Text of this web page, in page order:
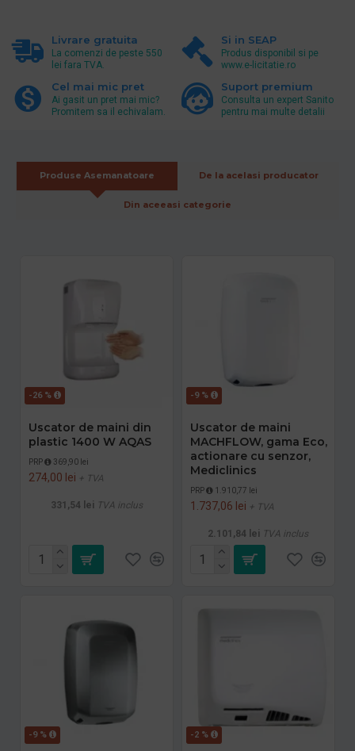
Livrare gratuita
La comenzi de peste 550
lei fara TVA.
Si in SEAP
Produs disponibil si pe
www.e-licitatie.ro
Cel mai mic pret
Ai gasit un pret mai mic?
Promitem sa il echivalam.
Suport premium
Consulta un expert Sanito
pentru mai multe detalii
Produse Asemanatoare De la acelasi producator
Din aceeasi categorie
-26 %
Uscator de maini din
plastic 1400 W AQAS
PRP 369,90 lei
274,00 lei + TVA
331,54 lei TVA inclus
-9 %
Uscator de maini
MACHFLOW, gama Eco,
actionare cu senzor,
Mediclinics
PRP 1.910,77 lei
1.737,06 lei + TVA
2.101,84 lei TVA inclus
-9 % -2 %